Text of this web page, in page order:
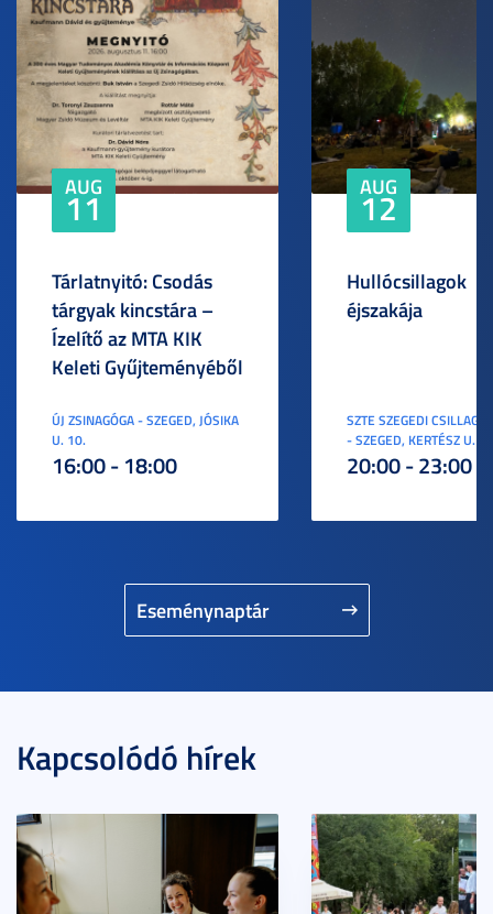
Eseménynaptár
AUG
11
Tárlatnyitó: Csodás
tárgyak kincstára –
Ízelítő az MTA KIK
Keleti Gyűjteményéből
ÚJ ZSINAGÓGA - SZEGED, JÓSIKA
U. 10.
16:00 - 18:00
AUG
12
Hullócsillagok
éjszakája
SZTE SZEGEDI
- SZEGED, KERTÉSZ U. 3.
20:00 - 23:00
Kapcsolódó hírek